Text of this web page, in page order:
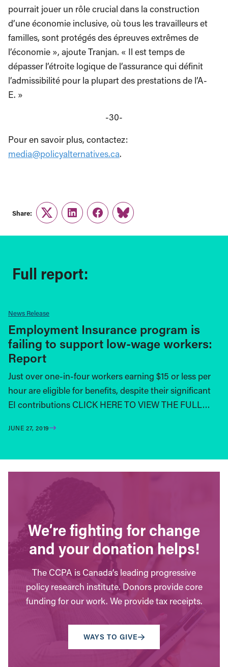
pourrait jouer un rôle crucial dans la construction
d’une économie inclusive, où tous les travailleurs et
familles, sont protégés des épreuves extrêmes de
l’économie », ajoute Tranjan. « Il est temps de
dépasser l’étroite logique de l’assurance qui définit
l’admissibilité pour la plupart des prestations de l’A-
E. »
-30-
Pour en savoir plus, contactez:
media@policyalternatives.ca.
Share:
TwitterLinkedInFacebook
Link
Full report:
News Release
Employment Insurance program is
failing to support low-wage workers:
Report
Just over one-in-four workers earning $15 or less per
hour are eligible for benefits, despite their significant
EI contributions CLICK HERE TO VIEW THE FULL…
JUNE 27, 2019
We’re fighting for change
and your donation helps!
The CCPA is Canada’s leading progressive
policy research institute. Donors provide core
funding for our work. We provide tax receipts.
WAYS TO GIVE